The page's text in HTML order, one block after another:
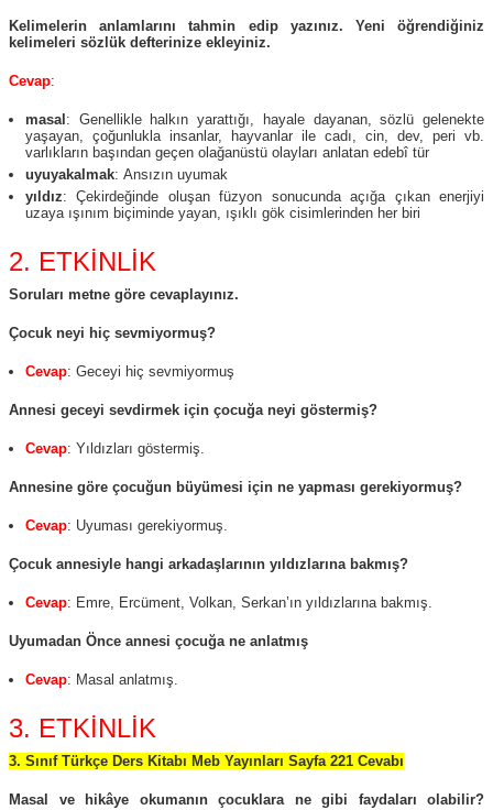
Kelimelerin anlamlarını tahmin edip yazınız. Yeni öğrendiğiniz
kelimeleri sözlük defterinize ekleyiniz.
Cevap:
masal : Genellikle halkın yarattığı, hayale dayanan, sözlü gelenekte
yaşayan, çoğunlukla insanlar, hayvanlar ile cadı, cin, dev, peri vb.
varlıkların başından geçen olağanüstü olayları anlatan edebî tür
uyuyakalmak: Ansızın uyumak
yıldız: Çekirdeğinde oluşan füzyon sonucunda açığa çıkan enerjiyi
uzaya ışınım biçiminde yayan, ışıklı gök cisimlerinden her biri
2. ETKİNLİK
Soruları metne göre cevaplayınız.
Çocuk neyi hiç sevmiyormuş?
Cevap: Geceyi hiç sevmiyormuş
Annesi geceyi sevdirmek için çocuğa neyi göstermiş?
Cevap: Yıldızları göstermiş.
Annesine göre çocuğun büyümesi için ne yapması gerekiyormuş?
Cevap: Uyuması gerekiyormuş.
Çocuk annesiyle hangi arkadaşlarının yıldızlarına bakmış?
Cevap: Emre, Ercüment, Volkan, Serkan’ın yıldızlarına bakmış.
Uyumadan Önce annesi çocuğa ne anlatmış
Cevap: Masal anlatmış.
3. ETKİNLİK
3. Sınıf Türkçe Ders Kitabı Meb Yayınları Sayfa 221 Cevabı
Masal ve hikâye okumanın çocuklara ne gibi faydaları olabilir?